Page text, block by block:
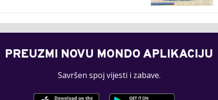
PREUZMI NOVU MONDO APLIKACIJU
Savršen spoj vijesti i zabave.